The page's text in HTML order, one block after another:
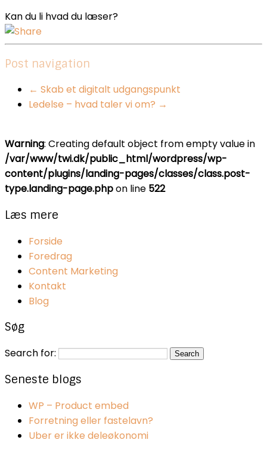
Kan du li hvad du læser?
Post navigation
← Skab et digitalt udgangspunkt
Ledelse – hvad taler vi om? →
Warning: Creating default object from empty value in
/var/www/twi.dk/public_html/wordpress/wp-
content/plugins/landing-pages/classes/class.post-
type.landing-page.phpon line 522
Læs mere
Forside
Foredrag
Content Marketing
Kontakt
Blog
Søg
Search for:
Seneste blogs
WP – Product embed
Forretning eller fastelavn?
Uber er ikke deleøkonomi